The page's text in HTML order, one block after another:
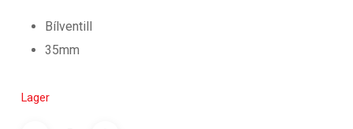
Bílventill
35mm
Lager